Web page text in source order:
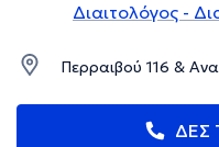
Διαιτολόγος -
Περραιβού 116 &
ΔΕΣ